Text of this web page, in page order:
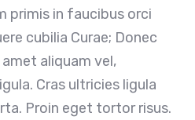
primis in faucibus orci
cubilia Curae; Donec
aliquam vel,
Cras ultricies ligula
Proin eget tortor risus.